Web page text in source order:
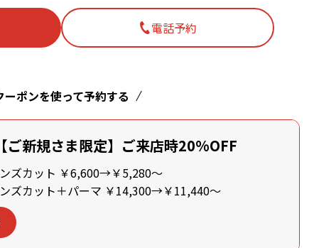
電話予約
ーポンを使って予約する
ご新規さま限定】ご来店時20%OFF
ンズカット ￥6,600→￥5,280～
ンズカット＋パーマ ￥14,300→￥11,440～